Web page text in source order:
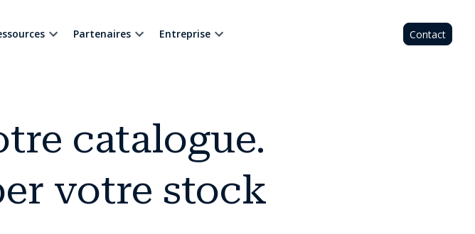
Partenaires Entreprise Contact
catalogue.
votre stock